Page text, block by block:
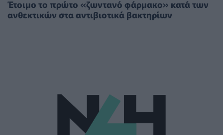
Έτοιμο το πρώτο «ζωντανό φάρμακο» κατά των
ανθεκτικών στα αντιβιοτικά βακτηρίων